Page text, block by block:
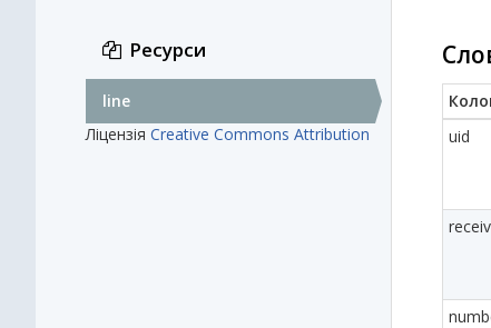
Ресурси
line
Ліцензія Creative Commons Attribution
uid